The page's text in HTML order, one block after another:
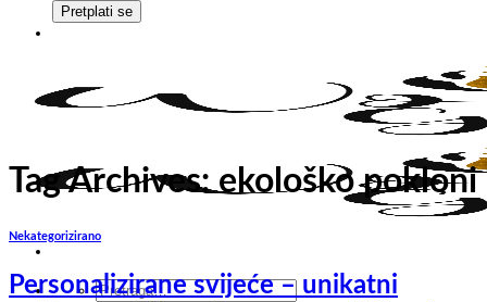
Pretraži:
Tag Archives:ekološko pokloni
Nekategorizirano
Personalizirane svijeće – unikatni